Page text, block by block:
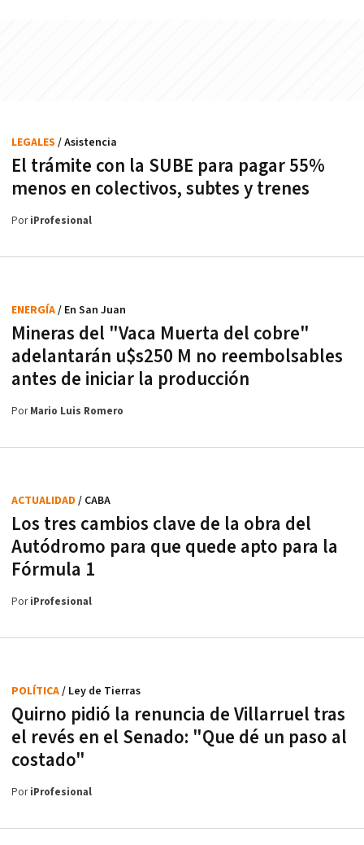
El trámite con la SUBE para pagar 55%
menos en colectivos, subtes y trenes
LEGALES / Asistencia
PoriProfesional
Mineras del "Vaca Muerta del cobre"
adelantarán u$s250 M no reembolsables
antes de iniciar la producción
ENERGÍA/ En San Juan
PorMario Luis Romero
Los tres cambios clave de la obra del
Autódromo para que quede apto para la
Fórmula 1
ACTUALIDAD / CABA
PoriProfesional
Quirno pidió la renuncia de Villarruel tras
el revés en el Senado: "Que dé un paso al
costado"
POLÍTICA/ Ley de Tierras
PoriProfesional